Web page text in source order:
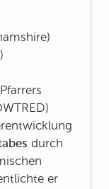
durch
er